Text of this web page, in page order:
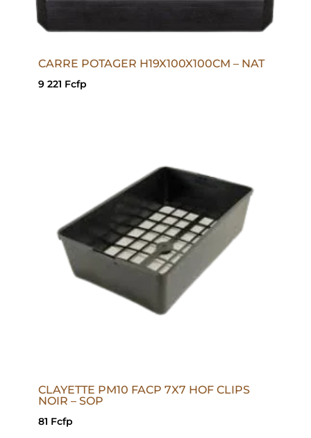
CARRE POTAGER H19X100X100CM – NAT
9 221 Fcfp
CLAYETTE PM10 FACP 7X7 HOF CLIPS
NOIR – SOP
81 Fcfp